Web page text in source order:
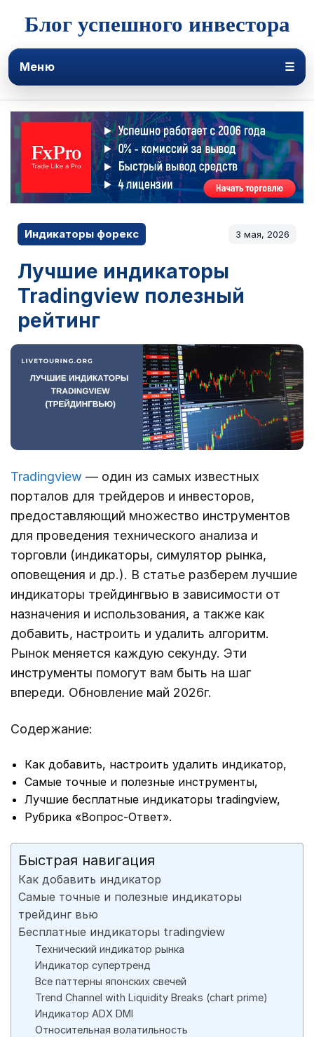
Блог успешного инвестора
Меню ☰
Индикаторы форекс 3 мая, 2026
Лучшие индикаторы
Tradingview полезный
рейтинг
Tradingview — один из самых известных
порталов для трейдеров и инвесторов,
предоставляющий множество инструментов
для проведения технического анализа и
торговли (индикаторы, симулятор рынка,
оповещения и др.). В статье разберем лучшие
индикаторы трейдингвью в зависимости от
назначения и использования, а также как
добавить, настроить и удалить алгоритм.
Рынок меняется каждую секунду. Эти
инструменты помогут вам быть на шаг
впереди. Обновление май 2026г.
Содержание:
Как добавить, настроить удалить индикатор,
Самые точные и полезные инструменты,
Лучшие бесплатные индикаторы tradingview,
Рубрика «Вопрос-Ответ».
Быстрая навигация
Как добавить индикатор
Самые точные и полезные индикаторы
трейдинг вью
Бесплатные индикаторы tradingview
Технический индикатор рынка
Индикатор супертренд
Все паттерны японских свечей
Trend Channel with Liquidity Breaks (chart prime)
Индикатор ADX DMI
Относительная волатильность